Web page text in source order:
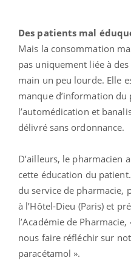
Des patients mal
Mais la consommation
pas uniquement liée à
main un peu lourde. Elle
manque d’information
l’automédication et
délivré sans ordonnance.
D’ailleurs, le pharmacien
cette éducation du
du service de pharmacie,
à l’Hôtel-Dieu (Paris) et
l’Académie de
nous faire réfléchir sur
paracétamol ».